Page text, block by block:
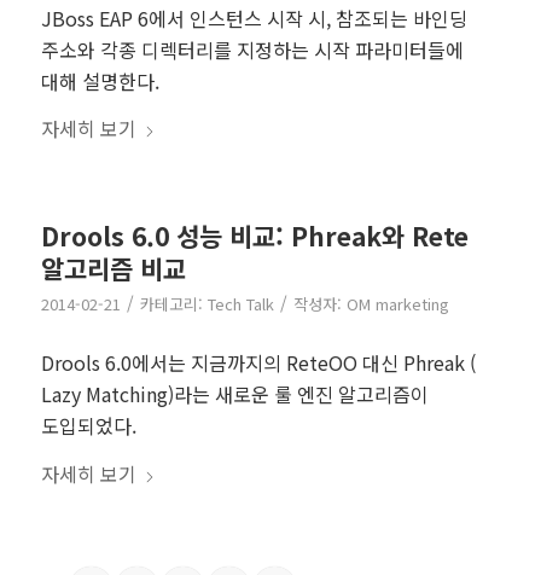
JBoss EAP 6에서 인스턴스 시작 시, 참조되는 바인딩
주소와 각종 디렉터리를 지정하는 시작 파라미터들에
대해 설명한다.
자세히 보기
Drools 6.0 성능 비교: Phreak와 Rete
알고리즘 비교
2014-02-21 / 카테고리: Tech Talk / 작성자: OM marketing
Drools 6.0에서는 지금까지의 ReteOO 대신 Phreak (
Lazy Matching)라는 새로운 룰 엔진 알고리즘이
도입되었다.
자세히 보기